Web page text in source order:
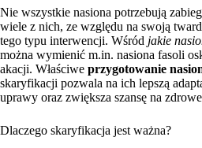
Nie wszystkie nasiona potrzebują
wiele z nich, ze względu na swoją
tego typu interwencji. Wśród jakie
można wymienić m.in. nasiona fasoli
akacji. Właściwe przygotowanie
skaryfikacji pozwala na ich lepszą
uprawy oraz zwiększa szansę na
Dlaczego skaryfikacja jest ważna?